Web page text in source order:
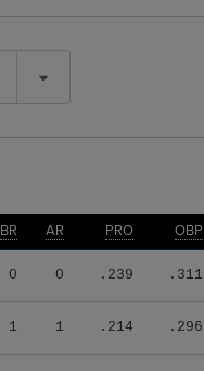
BR AR PRO OBP
0 0 .239 .311
1 1 .214 .296